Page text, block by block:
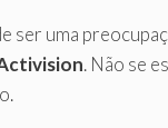
uma
. Não se